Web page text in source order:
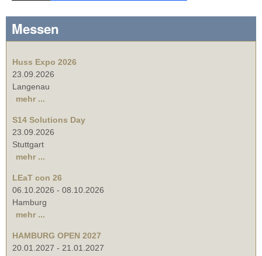
Messen
Huss Expo 2026
23.09.2026
Langenau
mehr ...
S14 Solutions Day
23.09.2026
Stuttgart
mehr ...
LEaT con 26
06.10.2026 - 08.10.2026
Hamburg
mehr ...
HAMBURG OPEN 2027
20.01.2027 - 21.01.2027